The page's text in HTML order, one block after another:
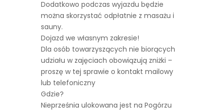
Dodatkowo podczas wyjazdu będzie
można skorzystać odpłatnie z masażu i
sauny.
Dojazd we własnym zakresie!
Dla osób towarzyszących nie biorących
udziału w zajęciach obowiązują zniżki –
proszę w tej sprawie o kontakt mailowy
lub telefoniczny
Gdzie?
Nieprześnia ulokowana jest na Pogórzu